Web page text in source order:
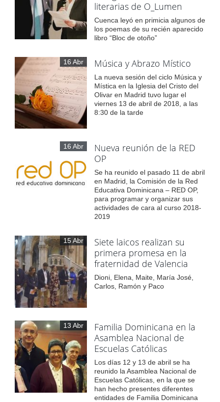
literarias de O_Lumen
Cuenca leyó en primicia algunos de
los poemas de su recién aparecido
libro “Bloc de otoño”
16 Abr Música y Abrazo Místico
La nueva sesión del ciclo Música y
Mística en la Iglesia del Cristo del
Olivar en Madrid tuvo lugar el
viernes 13 de abril de 2018, a las
8:30 de la tarde
16 Abr
Nueva reunión de la RED
OP
Se ha reunido el pasado 11 de abril
en Madrid, la Comisión de la Red
Educativa Dominicana – RED OP,
para programar y organizar sus
actividades de cara al curso 2018-
2019
15 Abr
Siete laicos realizan su
primera promesa en la
fraternidad de Valencia
Dioni, Elena, Maite, María José,
Carlos, Ramón y Paco
13 Abr
Familia Dominicana en la
Asamblea Nacional de
Escuelas Católicas
Los días 12 y 13 de abril se ha
reunido la Asamblea Nacional de
Escuelas Católicas, en la que se
han hecho presentes diferentes
entidades de Familia Dominicana